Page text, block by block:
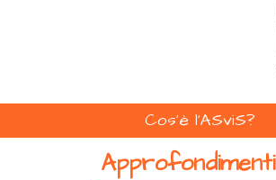
Cos'è l'ASviS?
Approfondimenti